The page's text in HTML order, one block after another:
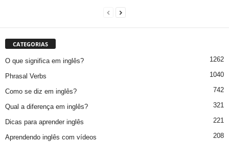
CATEGORIAS
O que significa em inglês? 1262
Phrasal Verbs 1040
Como se diz em inglês? 742
Qual a diferença em inglês? 321
Dicas para aprender inglês 221
Aprendendo inglês com vídeos 208